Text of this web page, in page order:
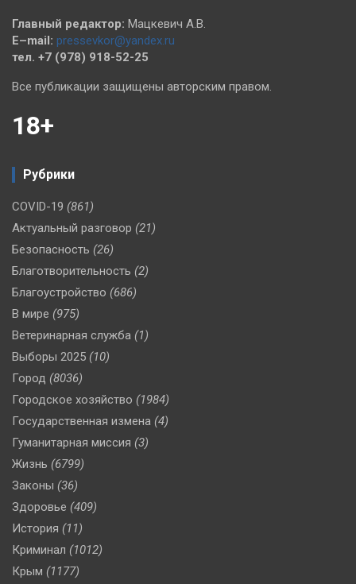
Главный редактор: Мацкевич А.В.
E–mail: pressevkor@yandex.ru
тел. +7 (978) 918-52-25
Все публикации защищены авторским правом.
18+
Рубрики
COVID-19 (861)
Актуальный разговор (21)
Безопасность (26)
Благотворительность (2)
Благоустройство (686)
В мире (975)
Ветеринарная служба (1)
Выборы 2025 (10)
Город (8036)
Городское хозяйство (1984)
Государственная измена (4)
Гуманитарная миссия (3)
Жизнь (6799)
Законы (36)
Здоровье (409)
История (11)
Криминал (1012)
Крым (1177)